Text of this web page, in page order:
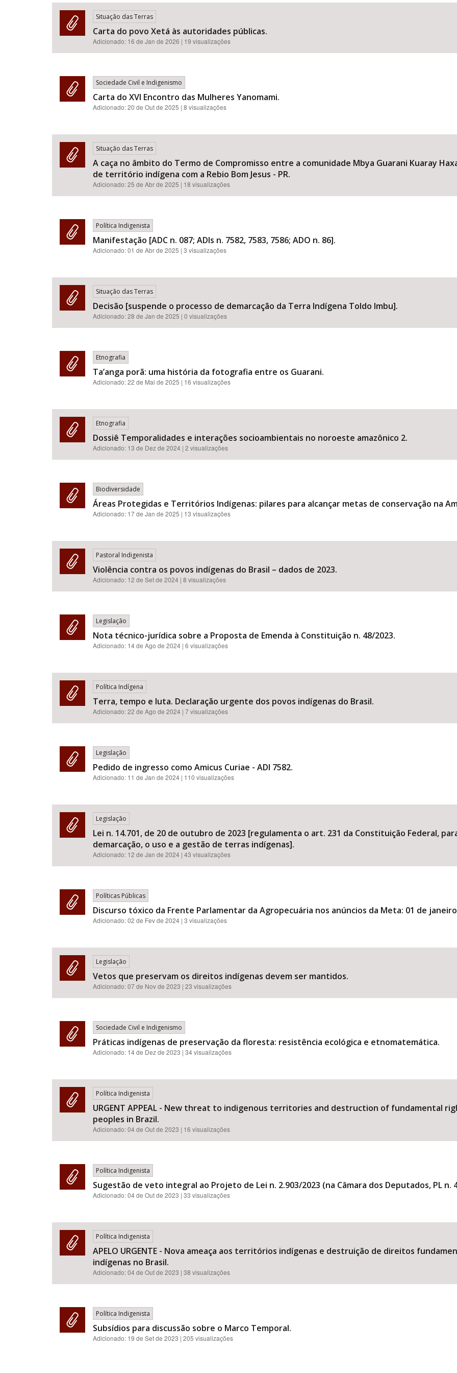
Situação das Terras
Carta do povo Xetá às autoridades públicas.
Adicionado: 16 de Jan de 2026 | 19 visualizações
Sociedade Civil e Indigenismo
Carta do XVI Encontro das Mulheres Yanomami.
Adicionado:20 de Out de 2025 | 8 visualizações
Situação das Terras
A caça no âmbito do Termo de Compromisso entre a comunidade Mbya Guarani Kuaray
de território indígena com a Rebio Bom Jesus - PR.
Adicionado:25 de Abr de 2025 | 18 visualizações
Política Indigenista
Manifestação [ADC n. 087; ADIs n. 7582, 7583, 7586; ADO n. 86].
Adicionado:01 de Abr de 2025 | 3 visualizações
Situação das Terras
Decisão [suspende o processo de demarcação da Terra Indígena Toldo Imbu].
Adicionado:28 de Jan de 2025 | 0 visualizações
Etnografia
Ta’anga porã: uma história da fotografia entre os Guarani.
Adicionado:22 de Mai de 2025 | 16 visualizações
Etnografia
Dossiê Temporalidades e interações socioambientais no noroeste amazônico 2.
Adicionado: 13 de Dez de 2024 | 2 visualizações
Biodiversidade
Áreas Protegidas e Territórios Indígenas: pilares para alcançar metas de conservação na
Adicionado: 17 de Jan de 2025 | 13 visualizações
Pastoral Indigenista
Violência contra os povos indígenas do Brasil – dados de 2023.
Adicionado: 12 de Set de 2024 | 8 visualizações
Legislação
Nota técnico-jurídica sobre a Proposta de Emenda à Constituição n. 48/2023.
Adicionado: 14 de Ago de 2024 | 6 visualizações
Política Indígena
Terra, tempo e luta. Declaração urgente dos povos indígenas do Brasil.
Adicionado:22 de Ago de 2024 | 7 visualizações
Legislação
Pedido de ingresso como Amicus Curiae - ADI 7582.
Adicionado: 11 de Jan de 2024 | 110 visualizações
Legislação
Lei n. 14.701, de 20 de outubro de 2023 [regulamenta o art. 231 da Constituição Federal,
demarcação, o uso e a gestão de terras indígenas].
Adicionado: 12 de Jan de 2024 | 43 visualizações
Políticas Públicas
Discurso tóxico da Frente Parlamentar da Agropecuária nos anúncios da Meta: 01 de
Adicionado:02 de Fev de 2024 | 3 visualizações
Legislação
Vetos que preservam os direitos indígenas devem ser mantidos.
Adicionado:07 de Nov de 2023 | 23 visualizações
Sociedade Civil e Indigenismo
Práticas indígenas de preservação da floresta: resistência ecológica e etnomatemática.
Adicionado: 14 de Dez de 2023 | 34 visualizações
Política Indigenista
URGENT APPEAL - New threat to indigenous territories and destruction of fundamental
peoples in Brazil.
Adicionado:04 de Out de 2023 | 16 visualizações
Política Indigenista
Sugestão de veto integral ao Projeto de Lei n. 2.903/2023 (na Câmara dos Deputados, PL n.
Adicionado:04 de Out de 2023 | 33 visualizações
Política Indigenista
APELO URGENTE - Nova ameaça aos territórios indígenas e destruição de direitos
indígenas no Brasil.
Adicionado:04 de Out de 2023 | 38 visualizações
Política Indigenista
Subsídios para discussão sobre o Marco Temporal.
Adicionado: 19 de Set de 2023 | 205 visualizações